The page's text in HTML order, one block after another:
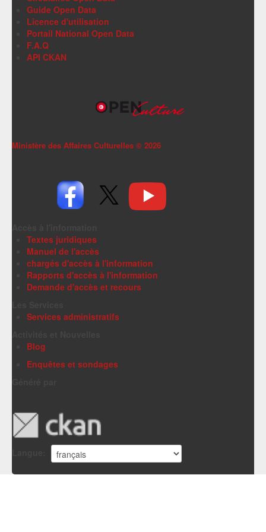
Guide Open Data
Licence d'utilisation
Portail National Open Data
F.A.Q
API CKAN
Ministère des Affaires Culturelles © 2026
Textes juridiques
Manuel de l'accès
chargés d'accès à l'information
Rapports d'accès à l'information
Demande d'accès et recours
Services administratifs
Blog
Enquêtes et sondages